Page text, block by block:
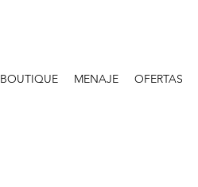
BOUTIQUE MENAJE OFERTAS